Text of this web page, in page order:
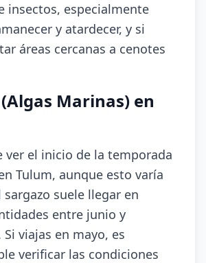
insectos, especialmente
y atardecer, y si
áreas cercanas a cenotes
Marinas) en
ver el inicio de la temporada
Tulum, aunque esto varía
sargazo suele llegar en
entre junio y
viajas en mayo, es
verificar las condiciones